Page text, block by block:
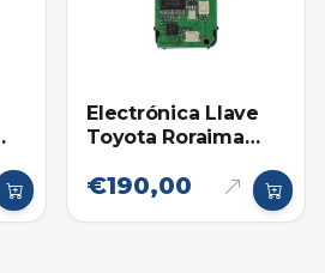
Electrónica Llave
Toyota Roraima
HYQ14AEM
€190,00